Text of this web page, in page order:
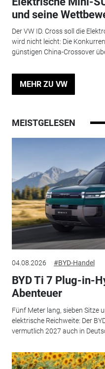
und seine
Der VW ID. Cross soll die
wird nicht leicht: Die
günstigen China-Crossover
MEHR ZU VW
MEISTGELESEN
04.08.2026 #BYD-Handel
BYD Ti 7 Plug-in-
Abenteuer
Fünf Meter lang, sieben Sitze
elektrische Reichweite: Der
vermutlich 2027 auch in